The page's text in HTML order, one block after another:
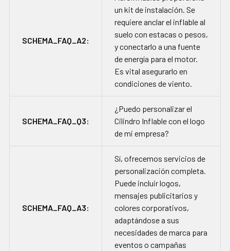
SCHEMA_FAQ_A2:
un kit de instalación. Se
requiere anclar el inflable al
suelo con estacas o pesos,
y conectarlo a una fuente
de energía para el motor.
Es vital asegurarlo en
condiciones de viento.
SCHEMA_FAQ_Q3:
¿Puedo personalizar el
Cilindro Inflable con el logo
de mi empresa?
SCHEMA_FAQ_A3:
Sí, ofrecemos servicios de
personalización completa.
Puede incluir logos,
mensajes publicitarios y
colores corporativos,
adaptándose a sus
necesidades de marca para
eventos o campañas